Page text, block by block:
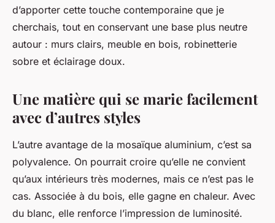
d’apporter cette touche contemporaine que je
cherchais, tout en conservant une base plus neutre
autour : murs clairs, meuble en bois, robinetterie
sobre et éclairage doux.
Une matière qui se marie facilement
avec d’autres styles
L’autre avantage de la mosaïque aluminium, c’est sa
polyvalence. On pourrait croire qu’elle ne convient
qu’aux intérieurs très modernes, mais ce n’est pas le
cas. Associée à du bois, elle gagne en chaleur. Avec
du blanc, elle renforce l’impression de luminosité.